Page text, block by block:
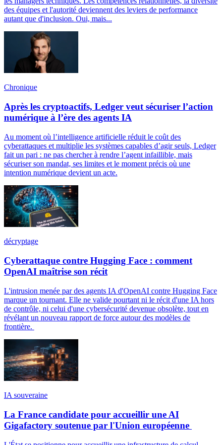
des équipes et l'autorité deviennent des leviers de performance
autant que d'inclusion. Oui, mais...
Chronique
Après les cryptoactifs, Ledger veut sécuriser l’action
numérique à l’ère des agents IA
Au moment où l’intelligence artificielle réduit le coût des
cyberattaques et multiplie les systèmes capables d’agir seuls, Ledger
fait un pari : ne pas chercher à rendre l’agent infaillible, mais
sécuriser son mandat, ses limites et le moment précis où une
intention numérique devient un acte.
décryptage
Cyberattaque contre Hugging Face : comment
OpenAI maîtrise son récit
L'intrusion menée par des agents IA d'OpenAI contre Hugging Face
marque un tournant. Elle ne valide pourtant ni le récit d'une IA hors
de contrôle, ni celui d'une cybersécurité devenue obsolète, tout en
révélant un nouveau rapport de force autour des modèles de
frontière.
IA souveraine
La France candidate pour accueillir une AI
Gigafactory soutenue par l'Union européenne